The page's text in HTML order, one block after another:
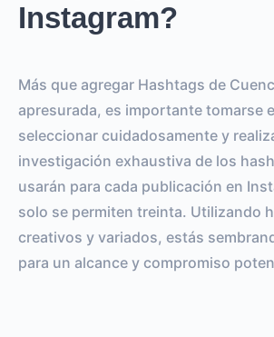
Instagram?
Más que agregar Hashtags de
apresurada, es importante tomarse
seleccionar cuidadosamente y
investigación exhaustiva de los
usarán para cada publicación en
solo se permiten treinta. Utilizando
creativos y variados, estás
para un alcance y compromiso